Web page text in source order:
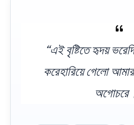
“এই বৃষ্টিতে হৃদয়
করেহারিয়ে গেলো
অগোচরে